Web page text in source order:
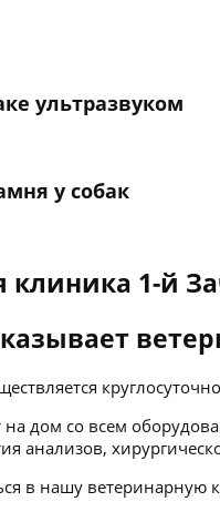
ультразвуком
у собак
клиника 1-й
дом со всем
анализов,
в нашу ветеринарную